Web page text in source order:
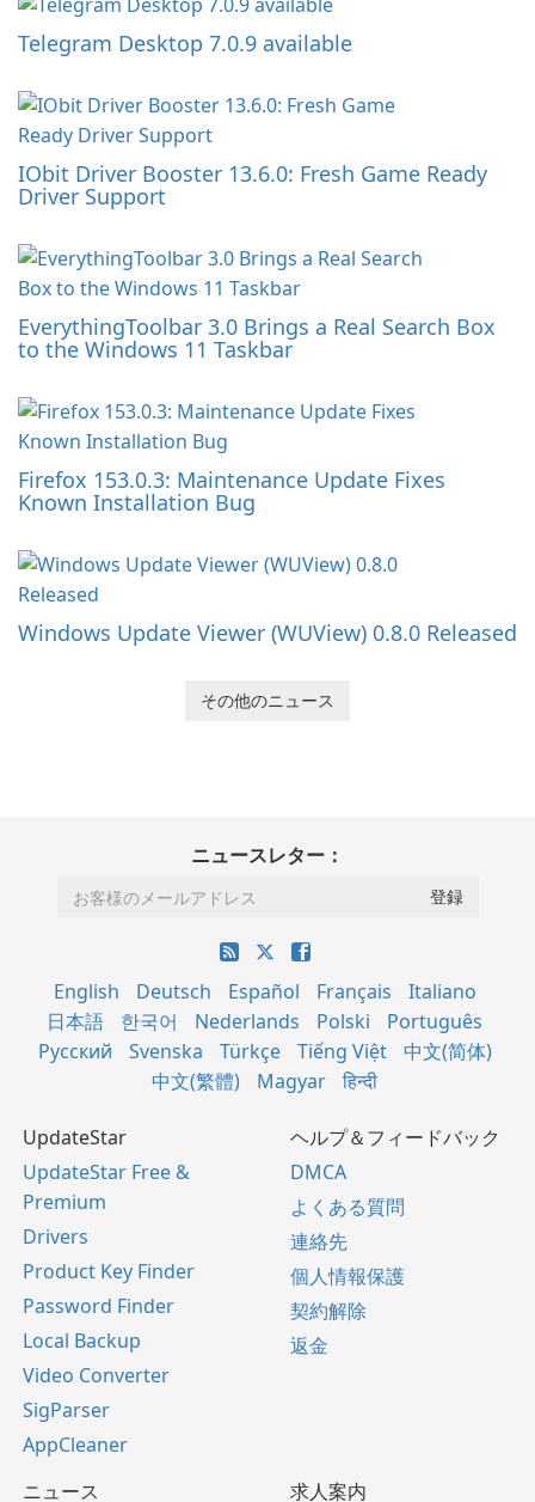
Telegram Desktop 7.0.9 available
IObit Driver Booster 13.6.0: Fresh Game Ready
Driver Support
EverythingToolbar 3.0 Brings a Real Search Box
to the Windows 11 Taskbar
Firefox 153.0.3: Maintenance Update Fixes
Known Installation Bug
Windows Update Viewer (WUView) 0.8.0 Released
その他のニュース
ニュースレター：
English Deutsch Español Français
Italiano
日本語
한국어 Nederlands Polski
Português
Русский
Svenska Türkçe Tiếng Việt
中文(简体)
中文(繁體)
Magyar हिन्दी
UpdateStar
UpdateStar Free &
Premium
Drivers
Product Key Finder
Password Finder
Local Backup
Video Converter
SigParser
AppCleaner
ヘルプ＆フィードバック
DMCA
よくある質問
連絡先
個人情報保護
契約解除
返金
ニュース
求人案内